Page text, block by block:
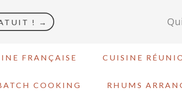
! →
FRANÇAISE CUISINE
COOKING RHUMS